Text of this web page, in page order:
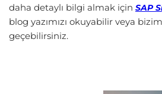
daha detaylı bilgi almak için SAP
blog yazımızı okuyabilir veya
geçebilirsiniz.